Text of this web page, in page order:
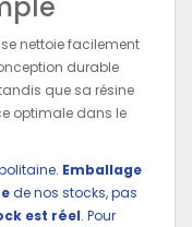
nettoie facilement
durable
que sa résine
optimale dans le
Emballage
de nos stocks, pas
est réel. Pour